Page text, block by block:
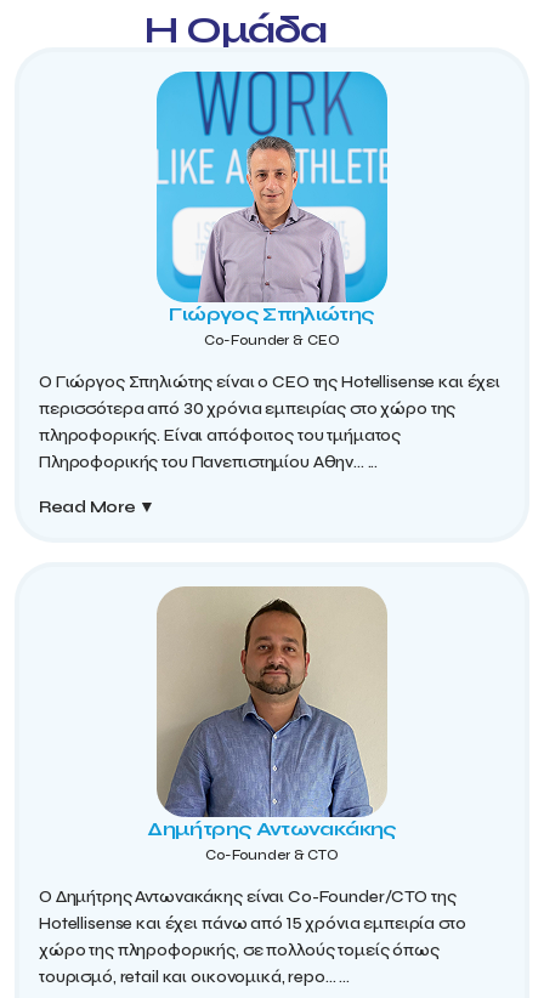
Η Ομάδα
Γιώργος Σπηλιώτης
Co-Founder & CEO
Ο Γιώργος Σπηλιώτης είναι ο CEΟ της Hotellisense και έχει
περισσότερα από 30 χρόνια εμπειρίας στο χώρο της
πληροφορικής. Είναι απόφοιτος του τμήματος
Πληροφορικής του Πανεπιστημίου Αθην... ...
Read More ▼
Δημήτρης Αντωνακάκης
Co-Founder & CΤO
Ο Δημήτρης Αντωνακάκης είναι Co-Founder/CTO της
Hotellisense και έχει πάνω από 15 χρόνια εμπειρία στο
χώρο της πληροφορικής, σε πολλούς τομείς όπως
τουρισμό, retail και οικονομικά, repo......